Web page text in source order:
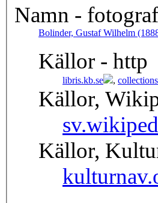
Namn - fotograf
Bolinder, Gustaf Wilhelm
Källor - http
libris.kb.se ,
Källor,
Källor,